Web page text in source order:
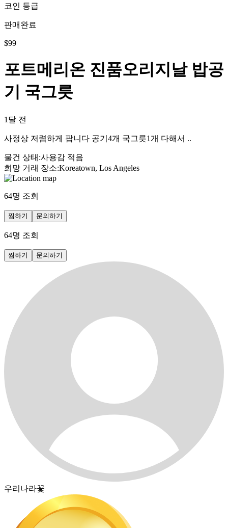
코인 등급
판매완료
$99
포트메리온 진품오리지날 밥공
기 국그릇
1달 전
사정상 저렴하게 팝니다 공기4개 국그릇1개 다해서 ..
물건 상태 :사용감 적음
희망 거래 장소:Koreatown, Los Angeles
64명 조회
찜하기 문의하기
64명 조회
찜하기 문의하기
우리나라꽃